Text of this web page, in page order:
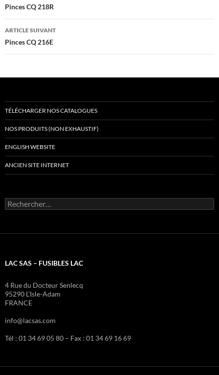
des
articles
Pinces CQ 218R
ARTICLE SUIVANT
Pinces CQ 216E
TÉLÉCHARGER NOS CATALOGUES
NOS PRODUITS (NON EXHAUSTIF)
ENGLISH WEBSITE
ANCIEN SITE INTERNET
Rechercher :
LAC SAS – FUSIBLES LAC
4 Rue du Docteur Senlecq
95290 L’Isle-Adam
FRANCE
info@lacsas.com
Tél : 01 34 69 05 80 – Fax : 01 34 69 16 69